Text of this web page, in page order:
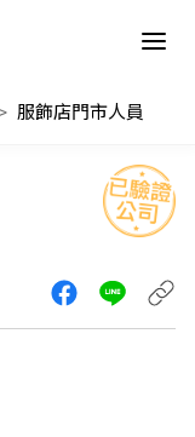
服飾店門市人員